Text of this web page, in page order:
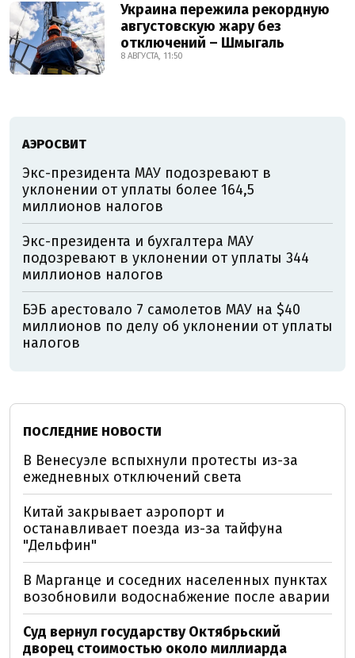
Украина пережила рекордную
августовскую жару без
отключений – Шмыгаль
8 АВГУСТА, 11:50
АЭРОСВИТ
Экс-президента МАУ подозревают в
уклонении от уплаты более 164,5
миллионов налогов
Экс-президента и бухгалтера МАУ
подозревают в уклонении от уплаты 344
миллионов налогов
БЭБ арестовало 7 самолетов МАУ на $40
миллионов по делу об уклонении от уплаты
налогов
ПОСЛЕДНИЕ НОВОСТИ
В Венесуэле вспыхнули протесты из-за
ежедневных отключений света
Китай закрывает аэропорт и
останавливает поезда из-за тайфуна
"Дельфин"
В Марганце и соседних населенных пунктах
возобновили водоснабжение после аварии
Суд вернул государству Октябрьский
дворец стоимостью около миллиарда